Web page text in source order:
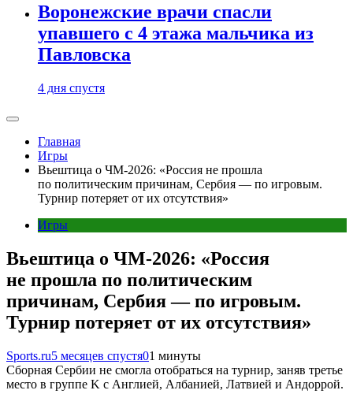
Воронежские врачи спасли
упавшего с 4 этажа мальчика из
Павловска
4 дня спустя
Главная
Игры
Вьештица о ЧМ-2026: «Россия не прошла
по политическим причинам, Сербия — по игровым.
Турнир потеряет от их отсутствия»
Игры
Вьештица о ЧМ-2026: «Россия
не прошла по политическим
причинам, Сербия — по игровым.
Турнир потеряет от их отсутствия»
Sports.ru5 месяцев спустя01 минуты
Сборная Сербии не смогла отобраться на турнир, заняв третье
место в группе K с Англией, Албанией, Латвией и Андоррой.